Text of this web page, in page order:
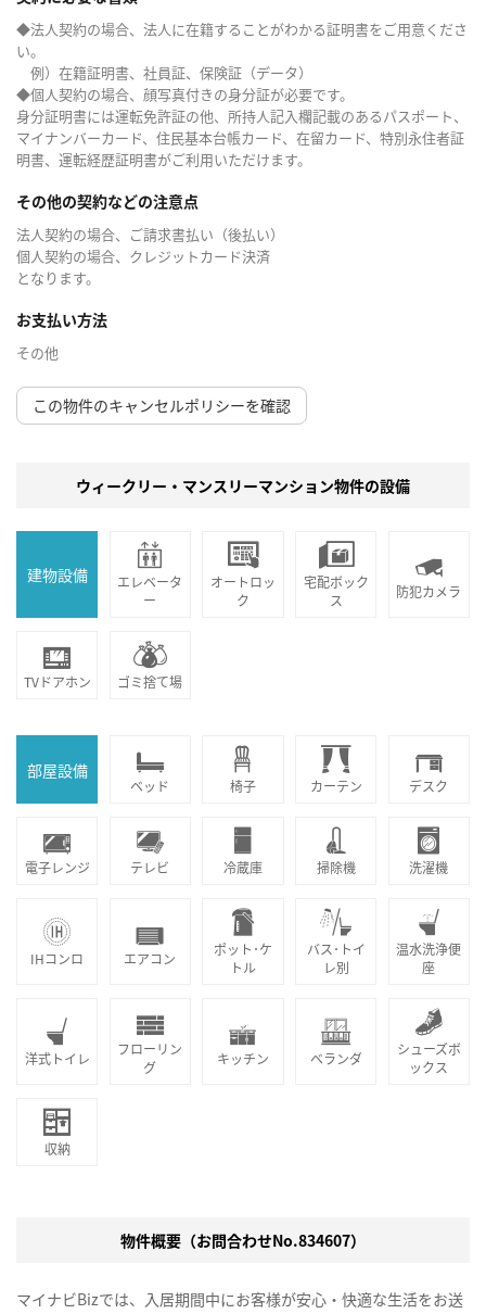
◆法人契約の場合、法人に在籍することがわかる証明書をご用意くださ
い。
例）在籍証明書、社員証、保険証（データ）
◆個人契約の場合、顔写真付きの身分証が必要です。
身分証明書には運転免許証の他、所持人記入欄記載のあるパスポート、
マイナンバーカード、住民基本台帳カード、在留カード、特別永住者証
明書、運転経歴証明書がご利用いただけます。
その他の契約などの注意点
法人契約の場合、ご請求書払い（後払い）
個人契約の場合、クレジットカード決済
となります。
お支払い方法
その他
この物件のキャンセルポリシーを確認
ウィークリー・マンスリーマンション物件の設備
建物設備
エレベータ
ー
オートロッ
ク
宅配ボック
ス
防犯カメラ
TVドアホン ゴミ捨て場
部屋設備
ベッド 椅子 カーテン デスク
電子レンジ テレビ 冷蔵庫 掃除機 洗濯機
IHコンロ エアコン
ポット･ケ
トル
バス･トイ
レ別
温水洗浄便
座
洋式トイレ
フローリン
グ
キッチン ベランダ
シューズボ
ックス
収納
物件概要（お問合わせNo.834607）
マイナビBizでは、入居期間中にお客様が安心・快適な生活をお送